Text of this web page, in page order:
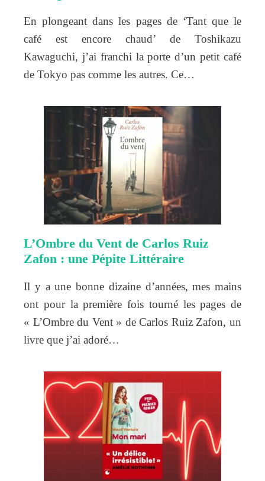
En plongeant dans les pages de ‘Tant que le
café est encore chaud’ de Toshikazu
Kawaguchi, j’ai franchi la porte d’un petit café
de Tokyo pas comme les autres. Ce…
L’Ombre du Vent de Carlos Ruiz
Zafon : une Pépite Littéraire
Il y a une bonne dizaine d’années, mes mains
ont pour la première fois tourné les pages de
« L’Ombre du Vent » de Carlos Ruiz Zafon, un
livre que j’ai adoré…